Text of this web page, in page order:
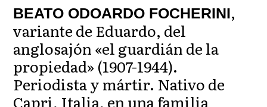
BEATO ODOARDO FOCHERINI,
variante de Eduardo, del
anglosajón «el guardián de la
propiedad» (1907-1944).
Periodista y mártir. Nativo de
Capri, Italia, en una familia